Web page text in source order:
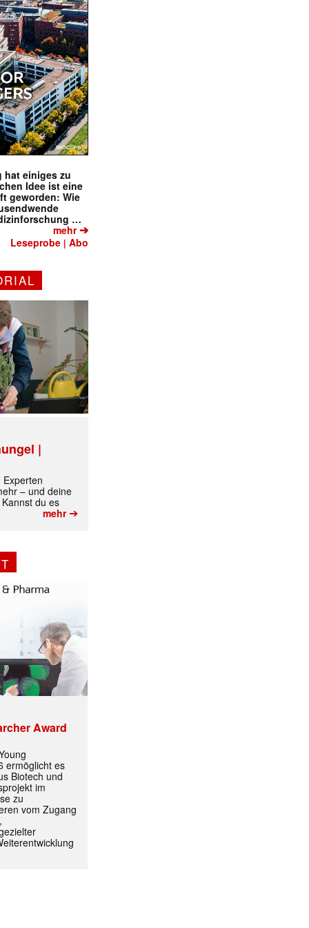
hat einiges zu
Idee ist eine
geworden: Wie
…
mehr➔
Leseprobe |Abo
|
Experten
– und deine
du es
mehr➔
Award
ermöglicht es
Biotech und
im
zu
vom Zugang